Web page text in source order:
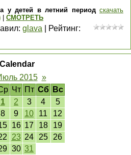
у детей в летний период скачать
СМОТРЕТЬ
: glava Рейтинг:
Calendar
2015 »
Чт Пт Сб
Вс
1
2 3 4
5
8 9 10 11
12
16 17 18
19
23 24 25
26
30 31